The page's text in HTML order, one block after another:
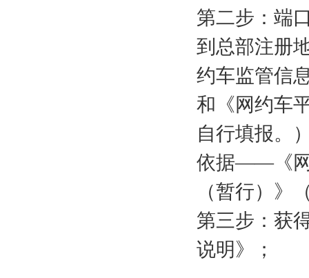
第二步：端
到总部注册
约车监管信
和《网约车
自行填报。
依据——《网
（暂行）》
第三步：获
说明》；